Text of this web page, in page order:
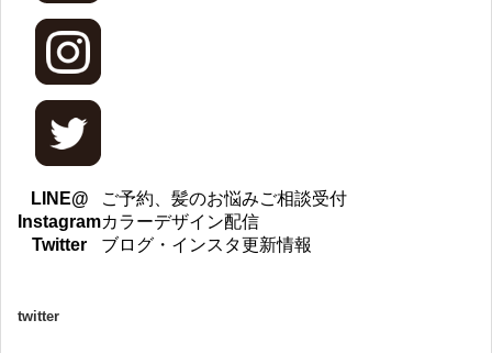
LINE@
ご予約、髪のお悩みご相談受付
Instagramカラーデザイン配信
Twitter
ブログ・インスタ更新情報
twitter